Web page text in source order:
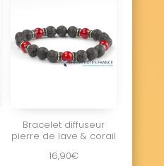
Bracelet diffuseur
pierre de lave & corail
16,90€